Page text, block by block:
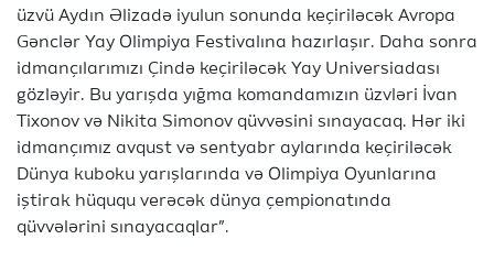
üzvü Aydın Əlizadə iyulun sonunda keçiriləcək Avropa
Gənclər Yay Olimpiya Festivalına hazırlaşır. Daha sonra
idmançılarımızı Çində keçiriləcək Yay Universiadası
gözləyir. Bu yarışda yığma komandamızın üzvləri İvan
Tixonov və Nikita Simonov qüvvəsini sınayacaq. Hər iki
idmançımız avqust və sentyabr aylarında keçiriləcək
Dünya kuboku yarışlarında və Olimpiya Oyunlarına
iştirak hüququ verəcək dünya çempionatında
qüvvələrini sınayacaqlar”.